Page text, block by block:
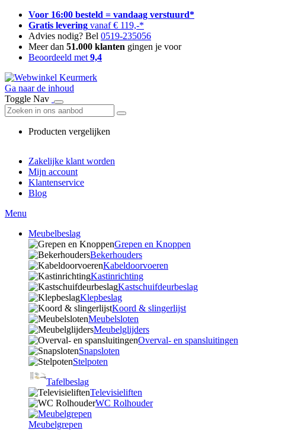
Voor 16:00 besteld = vandaag verstuurd*
Gratis levering vanaf € 119,-*
Advies nodig? Bel 0519-235056
Meer dan 51.000 klanten gingen je voor
Beoordeeld met 9,4
Ga naar de inhoud
Toggle Nav
Producten vergelijken
Zakelijke klant worden
Mijn account
Klantenservice
Blog
Menu
Meubelbeslag
Grepen en Knoppen
Bekerhouders
Kabeldoorvoeren
Kastinrichting
Kastschuifdeurbeslag
Klepbeslag
Koord & slingerlijst
Meubelsloten
Meubelglijders
Overval- en spansluitingen
Snapsloten
Stelpoten
Tafelbeslag
Televisieliften
WC Rolhouder
Meubelgrepen